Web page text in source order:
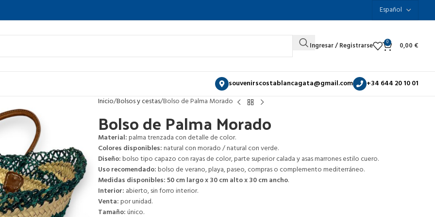
Ingresar / Registrarse 0 0,00 €
souvenirscostablancagata@gmail.com
+34 644 20 10 01
Inicio Bolsos y cestas Bolso de Palma Morado
Bolso de Palma Morado
Material:palma trenzada con detalle de color.
Colores disponibles:natural con morado / natural con verde.
Diseño:bolso tipo capazo con rayas de color, parte superior calada y asas marrones estilo cuero.
Uso recomendado:bolso de verano, playa, paseo, compras o complemento mediterráneo.
Medidas disponibles:50 cm largo x 30 cm alto x 30 cm ancho.
Interior: abierto, sin forro interior.
Venta:por unidad.
Tamaño:único.